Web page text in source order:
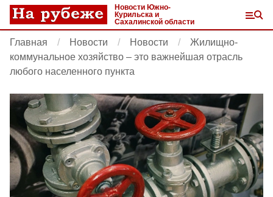
Новости Южно-
Курильска и
Сахалинской области
Главная Новости Новости
Жилищно-
коммунальное хозяйство – это важнейшая отрасль
любого населенного пункта